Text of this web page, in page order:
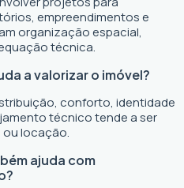
empreendimentos e
organização espacial,
técnica.
a valorizar o imóvel?
conforto, identidade
técnico tende a ser
ou locação.
ajuda com